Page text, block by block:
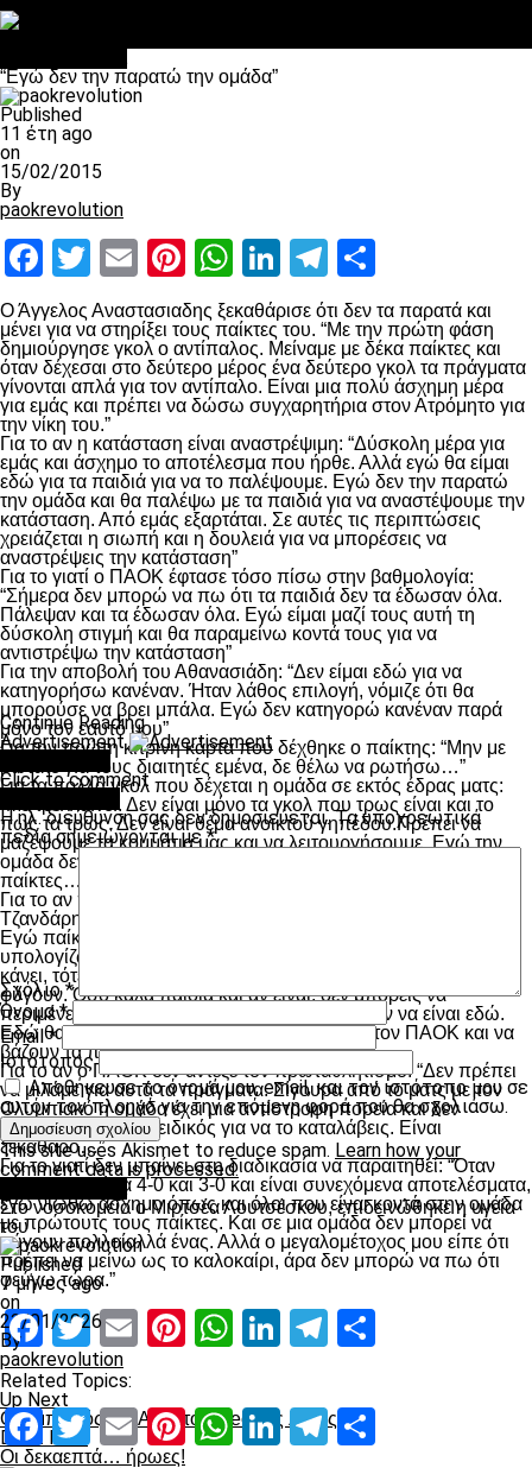
“Εγώ δεν την παρατώ την ομάδα”
Published
11 έτη ago
on
15/02/2015
By
paokrevolution
Facebook
Twitter
EmailPinterest
WhatsApp
LinkedIn
Telegram
Ο Άγγελος Αναστασιαδης ξεκαθάρισε ότι δεν τα παρατά και
μένει για να στηρίξει τους παίκτες του. “Με την πρώτη φάση
δημιούργησε γκολ ο αντίπαλος. Μείναμε με δέκα παίκτες και
όταν δέχεσαι στο δεύτερο μέρος ένα δεύτερο γκολ τα πράγματα
γίνονται απλά για τον αντίπαλο. Είναι μια πολύ άσχημη μέρα
για εμάς και πρέπει να δώσω συγχαρητήρια στον Ατρόμητο για
την νίκη του.”
Για το αν η κατάσταση είναι αναστρέψιμη: “Δύσκολη μέρα για
εμάς και άσχημο το αποτέλεσμα που ήρθε. Αλλά εγώ θα είμαι
εδώ για τα παιδιά για να το παλέψουμε. Εγώ δεν την παρατώ
την ομάδα και θα παλέψω με τα παιδιά για να αναστέψουμε την
κατάσταση. Από εμάς εξαρτάται. Σε αυτές τις περιπτώσεις
χρειάζεται η σιωπή και η δουλειά για να μπορέσεις να
αναστρέψεις την κατάσταση”
Για το γιατί ο ΠΑΟΚ έφτασε τόσο πίσω στην βαθμολογία:
“Σήμερα δεν μπορώ να πω ότι τα παιδιά δεν τα έδωσαν όλα.
Πάλεψαν και τα έδωσαν όλα. Εγώ είμαι μαζί τους αυτή τη
δύσκολη στιγμή και θα παραμείνω κοντά τους για να
αντιστρέψω την κατάσταση”
Για την αποβολή του Αθανασιάδη: “Δεν είμαι εδώ για να
κατηγορήσω κανέναν. Ήταν λάθος επιλογή, νόμιζε ότι θα
μπορούσε να βρει μπάλα. Εγώ δεν κατηγορώ κανέναν παρά
μόνο τον εαυτό μου”
Για την πρώτη κίτρινη κάρτα που δέχθηκε ο παίκτης: “Μην με
ρωτάτε για τους διαιτητές εμένα, δε θέλω να ρωτήσω…”
Για τα πολλά γκολ που δέχεται η ομάδα σε εκτός έδρας ματς:
“Με τρελλαίνει. Δεν είναι μόνο τα γκολ που τρως είναι και το
πως τα τρως. Δεν είναι θέμα ανοικτού γηπέδου.Πρέπει να
μαζέψουμε τα κομμάτια μας και να λειτουργήσουμε. Εγώ την
ομάδα δεν την παρατώ. Εγώ θέλω να τους στηρίξω τους
παίκτες…”
Για το αν πήρε εντολή να μην χρησιμοποιεί Κατσικά και
Τζανδάρη: “Ο Κατσικάς αποφάσισε να μην μείνει στην ομάδα.
Εγώ παίκτη που θέλει να μείνει από την ομάδα δεν τον
υπολογίζω. Ο Τζανδάρης δεν το έχει κάνει αυτό ακόμη.Αν το
κάνει, τότε και εκεί δε θα βάλω παίκτες που είναι έτοιμοι να
φύγουν. Όσο καλά παιδιά και αν είναι, δεν μπορείς να
περιμένεις από αυτούς τίποτε αφού δεν θέλουν να είναι εδώ.
Εδώ θα είναι αυτοί που θέλουν να παίζουν στον ΠΑΟΚ και να
βάζουν τα πόδια τους στην φωτιά”
Για το αν ο ΠΑΟΚ δεν άντεξε τον πρωταθλητισμό: “Δεν πρέπει
να μιλάμε για αυτά τα πράγματα. Σίγουρα από το ματς με τον
Ολυμπιακό η ομάδα έχει μια αντίστροφη πορεία και δεν
χρειάζεται να είσαι ειδικός για να το καταλάβεις. Είναι
ξεκάθαρο…”
Για το γιατί δεν μπαίνει στη διαδικασία να παραιτηθεί: “Όταν
χάνει μια ομάδα 4-0 και 3-0 και είναι συνεχόμενα αποτελέσματα,
εγώ νιώθω άσχημο όπως και όλοι που είναι κοντά στην ομάδα
με πρώτουτς τους παίκτες. Και σε μια ομάδα δεν μπορεί να
φύγουν πολλοίαλλά ένας. Αλλά ο μεγαλομέτοχος μου είπε ότι
πρέπει να μείνω ως το καλοκαίρι, άρα δεν μπορώ να πω ότι
φεύγω τώρα.”
Facebook
Twitter
EmailPinterest
WhatsApp
LinkedIn
Telegram
Related Topics:
Up Next
Ολυμπιακός – ΠΑΟΚ το video της λήξης
Don't Miss
Οι δεκαεπτά… ήρωες!
Continue Reading
Advertisement
Click to comment
Η ηλ. διεύθυνση σας δεν δημοσιεύεται. Τα υποχρεωτικά
πεδία σημειώνονται με*
Σχόλιο*
Όνομα*
Email*
Ιστότοπος
Αποθήκευσε το όνομά μου, email, και τον ιστότοπο μου σε
αυτόν τον πλοηγό για την επόμενη φορά που θα σχολιάσω.
This site uses Akismet to reduce spam. Learn how your
comment data is processed.
Στο νοσοκομείο ο Μιρτσέα Λουτσέσκου, επιδεινώθηκε η υγεία
του
Published
7 μήνες ago
on
23/01/2026
By
paokrevolution
Facebook
Twitter
EmailPinterest
WhatsApp
LinkedIn
Telegram